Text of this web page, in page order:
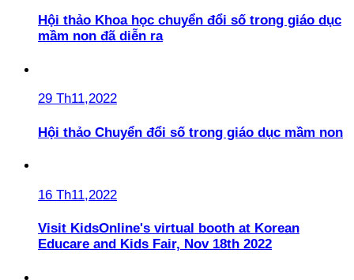
Hội thảo Khoa học chuyển đổi số trong giáo dục
mầm non đã diễn ra
29 Th11,2022
Hội thảo Chuyển đổi số trong giáo dục mầm non
16 Th11,2022
Visit KidsOnline's virtual booth at Korean
Educare and Kids Fair, Nov 18th 2022